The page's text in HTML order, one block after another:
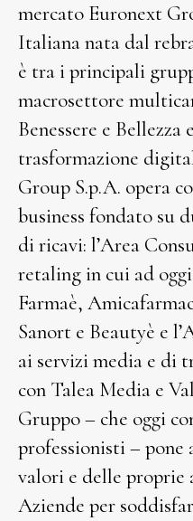
mercato Euronext
Italiana nata dal
è tra i principali
macrosettore
Benessere e
trasformazione
Group S.p.A. opera
business fondato su
di ricavi: l’Area
retaling in cui ad
Farmaè,
Sanort e Beautyè e
ai servizi media e di
con Talea Media e
Gruppo – che oggi
professionisti –
valori e delle proprie
Aziende per